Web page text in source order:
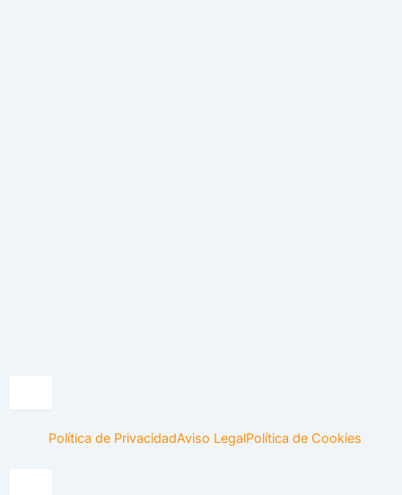
Política de PrivacidadAviso LegalPolítica de Cookies